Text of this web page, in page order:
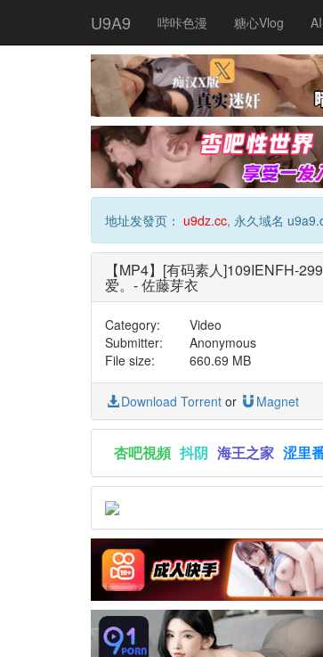
U9A9 哔咔色漫 糖心Vlog
地址发發页： u9dz.cc, 永久域名
【MP4】[有码素人]109IENFH-
爱。- 佐藤芽衣
Category: Video
Submitter:
Anonymous
File size:
660.69 MB
Download Torrent or Magnet
杏吧視頻 抖阴 海王之家 涩里